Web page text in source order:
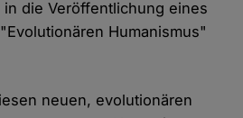
in die Veröffentlichung eines
Humanismus"
neuen, evolutionären